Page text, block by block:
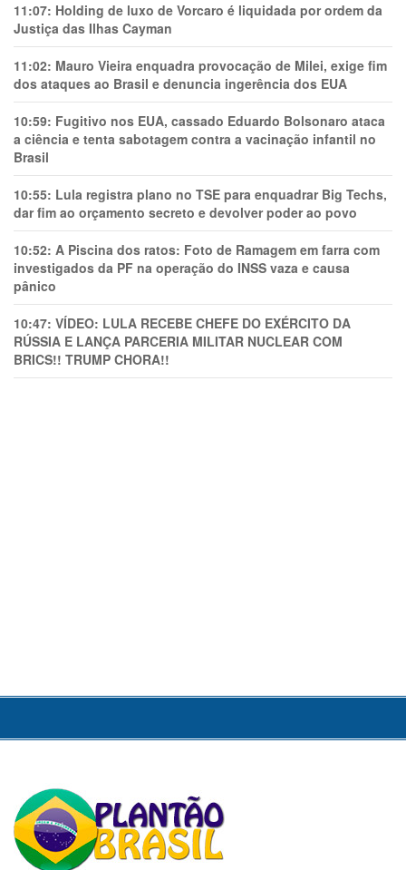
11:07: Holding de luxo de Vorcaro é liquidada por ordem da
Justiça das Ilhas Cayman
11:02: Mauro Vieira enquadra provocação de Milei, exige fim
dos ataques ao Brasil e denuncia ingerência dos EUA
10:59: Fugitivo nos EUA, cassado Eduardo Bolsonaro ataca
a ciência e tenta sabotagem contra a vacinação infantil no
Brasil
10:55: Lula registra plano no TSE para enquadrar Big Techs,
dar fim ao orçamento secreto e devolver poder ao povo
10:52: A Piscina dos ratos: Foto de Ramagem em farra com
investigados da PF na operação do INSS vaza e causa
pânico
10:47: VÍDEO: LULA RECEBE CHEFE DO EXÉRCITO DA
RÚSSIA E LANÇA PARCERIA MILITAR NUCLEAR COM
BRICS!! TRUMP CHORA!!